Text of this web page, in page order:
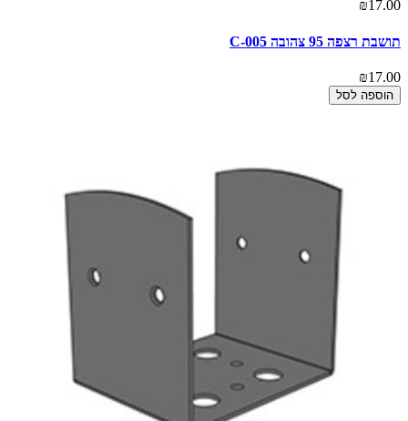
₪17.00
תושבת רצפה 95 צהובה C-005
₪17.00
הוספה לסל